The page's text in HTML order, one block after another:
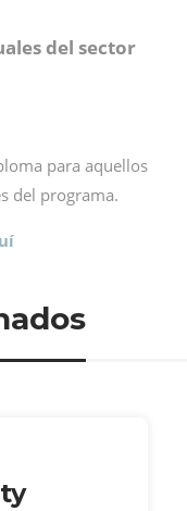
del sector
para aquellos
del programa.